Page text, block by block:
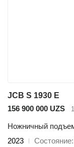
JCB S 1930 E
156 900 000 UZS
Ножничный
2023
Состояние